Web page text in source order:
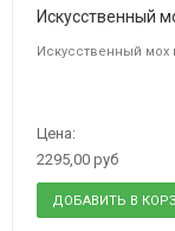
Искусственный
Искусственный мох
Цена:
2295,00 руб